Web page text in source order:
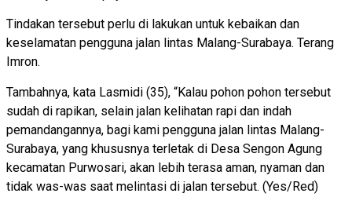
Tindakan tersebut perlu di lakukan untuk kebaikan dan
keselamatan pengguna jalan lintas Malang-Surabaya. Terang
Imron.
Tambahnya, kata Lasmidi (35), “Kalau pohon pohon tersebut
sudah di rapikan, selain jalan kelihatan rapi dan indah
pemandangannya, bagi kami pengguna jalan lintas Malang-
Surabaya, yang khususnya terletak di Desa Sengon Agung
kecamatan Purwosari, akan lebih terasa aman, nyaman dan
tidak was-was saat melintasi di jalan tersebut. (Yes/Red)